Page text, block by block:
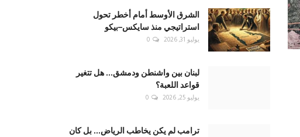
الشرق الأوسط أمام أخطر تحول
استراتيجي منذ سايكس–بيكو
يوليو 31, 2026 0
لبنان بين واشنطن ودمشق... هل تتغير
قواعد اللعبة؟
يوليو 25, 2026 0
ترامب لم يكن يخاطب الرياض... بل كان